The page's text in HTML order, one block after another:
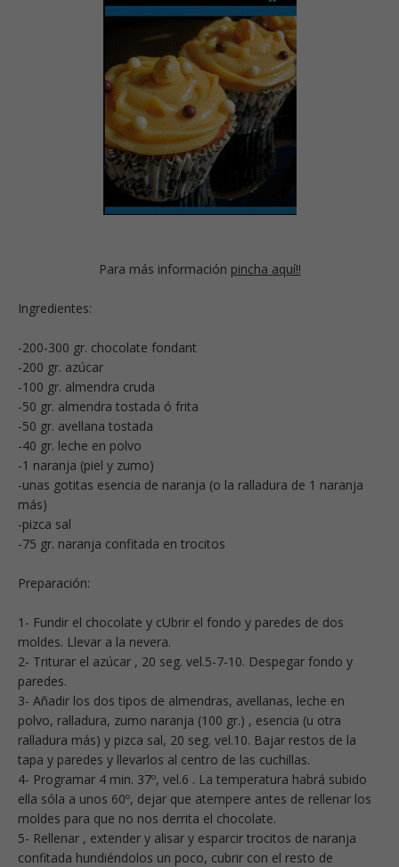
Para más información pincha aquí!!
Ingredientes:
-200-300 gr. chocolate fondant
-200 gr. azúcar
-100 gr. almendra cruda
-50 gr. almendra tostada ó frita
-50 gr. avellana tostada
-40 gr. leche en polvo
-1 naranja (piel y zumo)
-unas gotitas esencia de naranja (o la ralladura de 1 naranja
más)
-pizca sal
-75 gr. naranja confitada en trocitos
Preparación:
1- Fundir el chocolate y cUbrir el fondo y paredes de dos
moldes. Llevar a la nevera.
2- Triturar el azúcar , 20 seg. vel.5-7-10. Despegar fondo y
paredes.
3- Añadir los dos tipos de almendras, avellanas, leche en
polvo, ralladura, zumo naranja (100 gr.) , esencia (u otra
ralladura más) y pizca sal, 20 seg. vel.10. Bajar restos de la
tapa y paredes y llevarlos al centro de las cuchillas.
4- Programar 4 min. 37º, vel.6 . La temperatura habrá subido
ella sóla a unos 60º, dejar que atempere antes de rellenar los
moldes para que no nos derrita el chocolate.
5- Rellenar , extender y alisar y esparcir trocitos de naranja
confitada hundiéndolos un poco, cubrir con el resto de